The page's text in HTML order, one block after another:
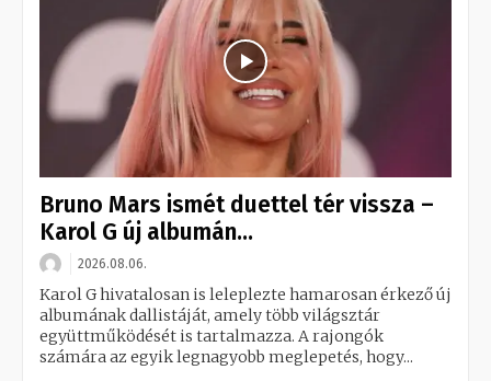
Bruno Mars ismét duettel tér vissza –
Karol G új albumán...
2026.08.06.
Karol G hivatalosan is leleplezte hamarosan érkező új
albumának dallistáját, amely több világsztár
együttműködését is tartalmazza. A rajongók
számára az egyik legnagyobb meglepetés, hogy...